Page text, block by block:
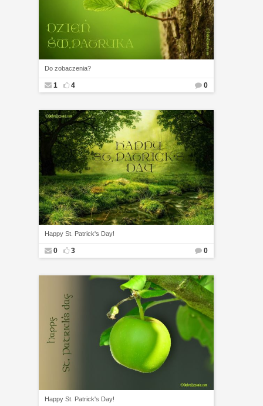
Do zobaczenia?
1 4 0
Happy St. Patrick's Day!
0 3 0
Happy St. Patrick's Day!